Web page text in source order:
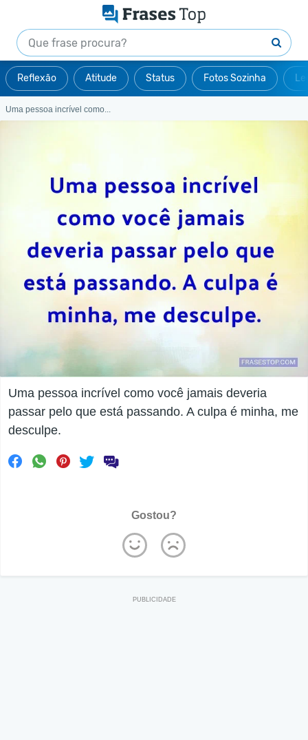
Reflexão Atitude Status Fotos Sozinha
Uma pessoa incrível como...
Uma pessoa incrível como você jamais deveria
passar pelo que está passando. A culpa é minha, me
desculpe.
Gostou?